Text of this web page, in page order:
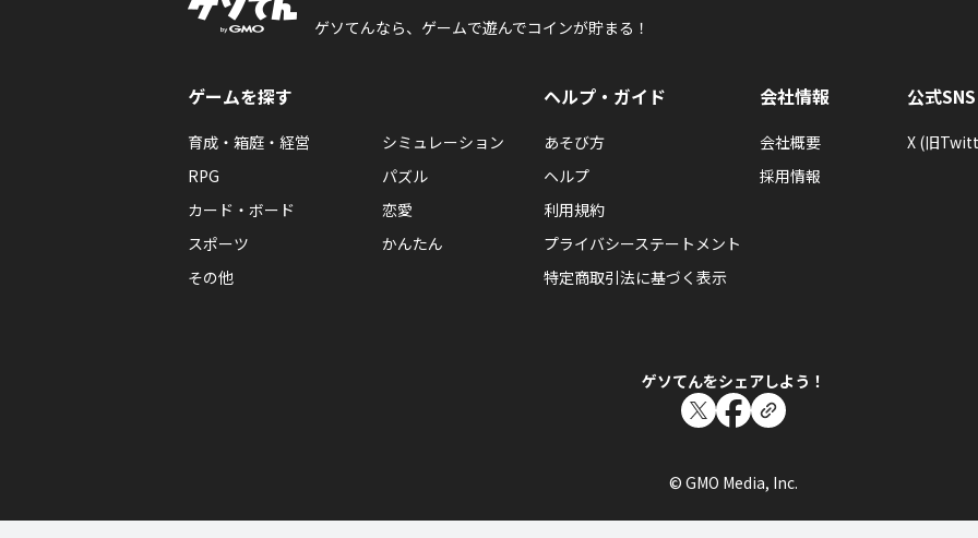
ゲソてんなら、ゲームで遊んでコインが貯まる！
ゲームを探す
育成・箱庭・経営
シミュレーション
RPG
パズル
カード・ボード
恋愛
スポーツ
かんたん
その他
ヘルプ・ガイド
あそび方
ヘルプ
利用規約
プライバシーステートメント
特定商取引法に基づく表示
会社情報
会社概要
採用情報
公式SNS
X (旧
ゲソてんをシェアしよう！
© GMO Media, Inc.